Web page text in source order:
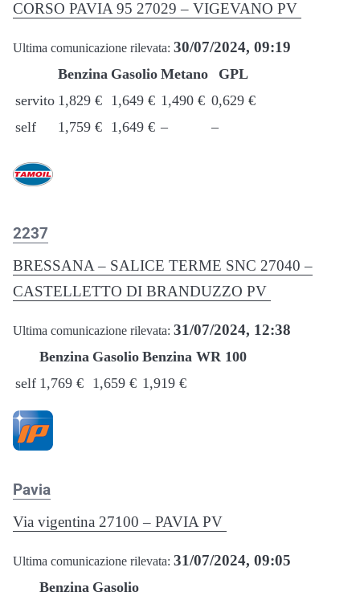
CORSO PAVIA 95 27029 – VIGEVANO PV
Ultima comunicazione rilevata: 30/07/2024, 09:19
Benzina Gasolio Metano
GPL
servito 1,829 € 1,649 € 1,490 € 0,629 €
self
1,759 € 1,649 € – –
2237
BRESSANA – SALICE TERME SNC 27040 –
CASTELLETTO DI BRANDUZZO PV
Ultima comunicazione rilevata: 31/07/2024, 12:38
Benzina Gasolio Benzina WR 100
self 1,769 € 1,659 € 1,919 €
Pavia
Via vigentina 27100 – PAVIA PV
Ultima comunicazione rilevata: 31/07/2024, 09:05
Benzina Gasolio